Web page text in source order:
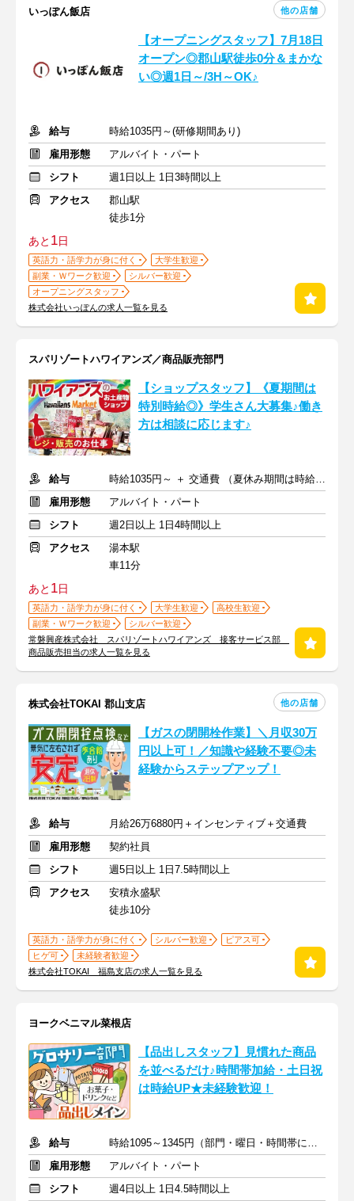
いっぽん飯店 他の店舗
【オープニングスタッフ】7月18日
オープン◎郡山駅徒歩0分＆まかな
い◎週1日～/3H～OK♪
給与
時給1035円～(研修期間あり)
雇用形態
アルバイト・パート
シフト
週1日以上 1日3時間以上
アクセス
郡山駅
徒歩1分
あと 1日
英語力・語学力が身に付く
大学生歓迎
副業・Ｗワーク歓迎
シルバー歓迎
オープニングスタッフ
株式会社いっぽんの求人一覧を見る
スパリゾートハワイアンズ／商品販売部門
【ショップスタッフ】《夏期間は
特別時給◎》学生さん大募集♪働き
方は相談に応じます♪
給与
時給1035円～ ＋ 交通費 （夏休み期間は時給1100円～）
雇用形態
アルバイト・パート
シフト
週2日以上 1日4時間以上
アクセス
湯本駅
車11分
あと 1日
英語力・語学力が身に付く 大学生歓迎
高校生歓迎
副業・Ｗワーク歓迎
シルバー歓迎
常磐興産株式会社 スパリゾートハワイアンズ 接客サービス部
商品販売担当の求人一覧を見る
株式会社TOKAI 郡山支店 他の店舗
【ガスの閉開栓作業】＼月収30万
円以上可！／知識や経験不要◎未
経験からステップアップ！
給与
⽉給26万6880円＋インセンティブ＋交通費
雇用形態
契約社員
シフト
週5日以上 1日7.5時間以上
アクセス
安積永盛駅
徒歩10分
英語力・語学力が身に付く シルバー歓迎
ピアス可
ヒゲ可
未経験者歓迎
株式会社TOKAI 福島支店の求人一覧を見る
ヨークベニマル菜根店
【品出しスタッフ】見慣れた商品
を並べるだけ♪時間帯加給・土日祝
は時給UP★未経験歓迎！
給与
時給1095～1345円（部門・曜日・時間帯による）＋交通費
雇用形態
アルバイト・パート
シフト
週4日以上 1日4.5時間以上